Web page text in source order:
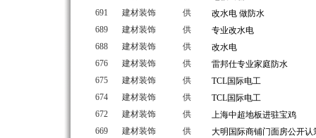
691
建材装饰 供
改水电 做防水
689
建材装饰 供
专业改水电
688
建材装饰 供
改水电
676
建材装饰 供
雷邦仕专业家庭防水
675
建材装饰 供
TCL国际电工
674
建材装饰 供
TCL国际电工
672
建材装饰 供
上海中超地板进驻宝鸡
669
建材装饰 供
大明国际商铺门面房公开